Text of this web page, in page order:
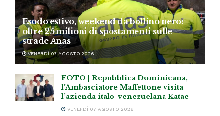
Esodo estivo, weekend da bollino nero:
oltre 25 milioni di spostamenti sulle
strade Anas
VENERDÌ 07 AGOSTO 2026
FOTO | Repubblica Dominicana,
l’Ambasciatore Maffettone visita
l’azienda italo-venezuelana Katae
VENERDÌ 07 AGOSTO 2026